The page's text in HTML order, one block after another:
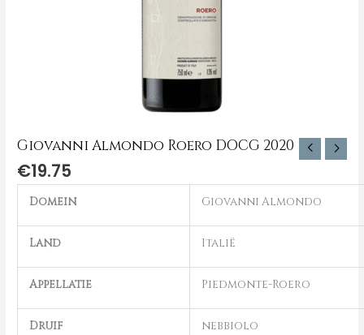
Giovanni Almondo Roero DOCG 2020
€19.75
Domein Giovanni Almondo
Land Italië
Appellatie Piedmonte-Roero
Druif nebbiolo